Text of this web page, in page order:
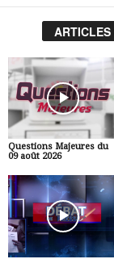
ARTICLES
Questions Majeures du
09 août 2026